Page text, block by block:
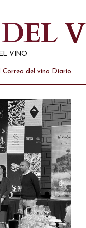
VINO
Correo del vino Diario